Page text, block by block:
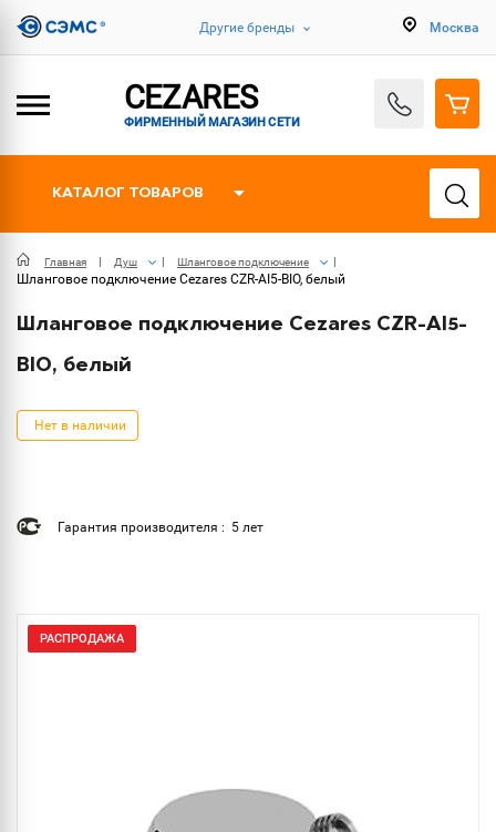
Другие бренды Москва
CEZARES
ФИРМЕННЫЙ МАГАЗИН СЕТИ
КАТАЛОГ ТОВАРОВ
Главная Душ Шланговое подключение
Шланговое подключение Cezares CZR-AI5-BIO, белый
Шланговое подключение Cezares CZR-AI5-
BIO, белый
Нет в наличии
Гарантия производителя : 5 лет
РАСПРОДАЖА